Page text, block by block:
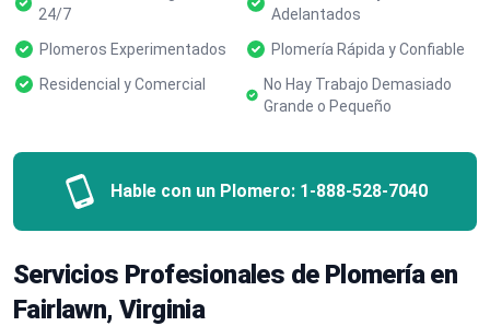
24/7
Adelantados
Plomeros Experimentados
Plomería Rápida y Confiable
Residencial y Comercial
No Hay Trabajo Demasiado
Grande o Pequeño
Hable con un Plomero: 1-888-528-7040
Servicios Profesionales de Plomería en
Fairlawn, Virginia